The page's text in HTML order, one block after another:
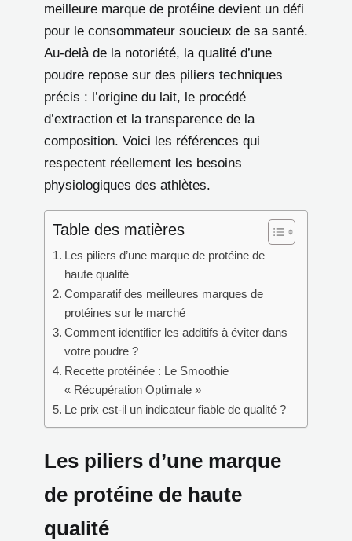
meilleure marque de protéine devient un défi
pour le consommateur soucieux de sa santé.
Au-delà de la notoriété, la qualité d’une
poudre repose sur des piliers techniques
précis : l’origine du lait, le procédé
d’extraction et la transparence de la
composition. Voici les références qui
respectent réellement les besoins
physiologiques des athlètes.
Table des matières
Les piliers d’une marque de protéine de
haute qualité
Comparatif des meilleures marques de
protéines sur le marché
Comment identifier les additifs à éviter dans
votre poudre ?
Recette protéinée : Le Smoothie
« Récupération Optimale »
Le prix est-il un indicateur fiable de qualité ?
Les piliers d’une marque
de protéine de haute
qualité